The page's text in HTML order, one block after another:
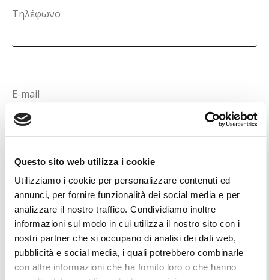
Questo sito web utilizza i cookie
Utilizziamo i cookie per personalizzare contenuti ed
annunci, per fornire funzionalità dei social media e per
analizzare il nostro traffico. Condividiamo inoltre
informazioni sul modo in cui utilizza il nostro sito con i
nostri partner che si occupano di analisi dei dati web,
pubblicità e social media, i quali potrebbero combinarle
con altre informazioni che ha fornito loro o che hanno
Τηλέφωνο
E-mail
ΕΠΌΜΕΝΟΣ